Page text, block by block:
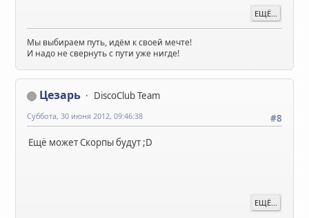
ЕЩЁ...
Мы выбираем путь, идём к своей мечте!
И надо не свернуть с пути уже нигде!
Цезарь
DiscoClub Team
#8
Суббота, 30 июня 2012, 09:46:38
Ещё может Скорпы будут ;D
ЕЩЁ...